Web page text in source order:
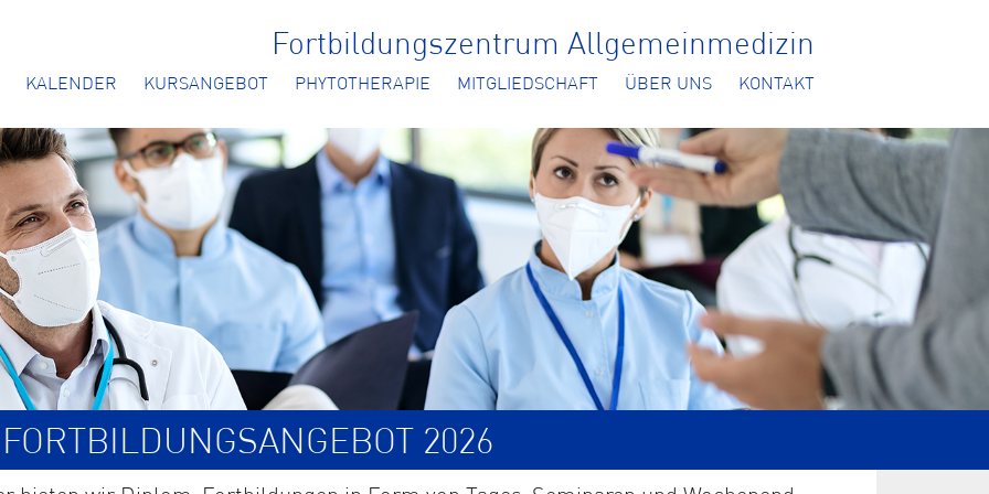
Fortbildungszentrum Allgemeinmedizin
KALENDER KURSANGEBOT PHYTOTHERAPIE MITGLIEDSCHAFT ÜBER UNS KONTAKT
FORTBILDUNGSANGEBOT 2026